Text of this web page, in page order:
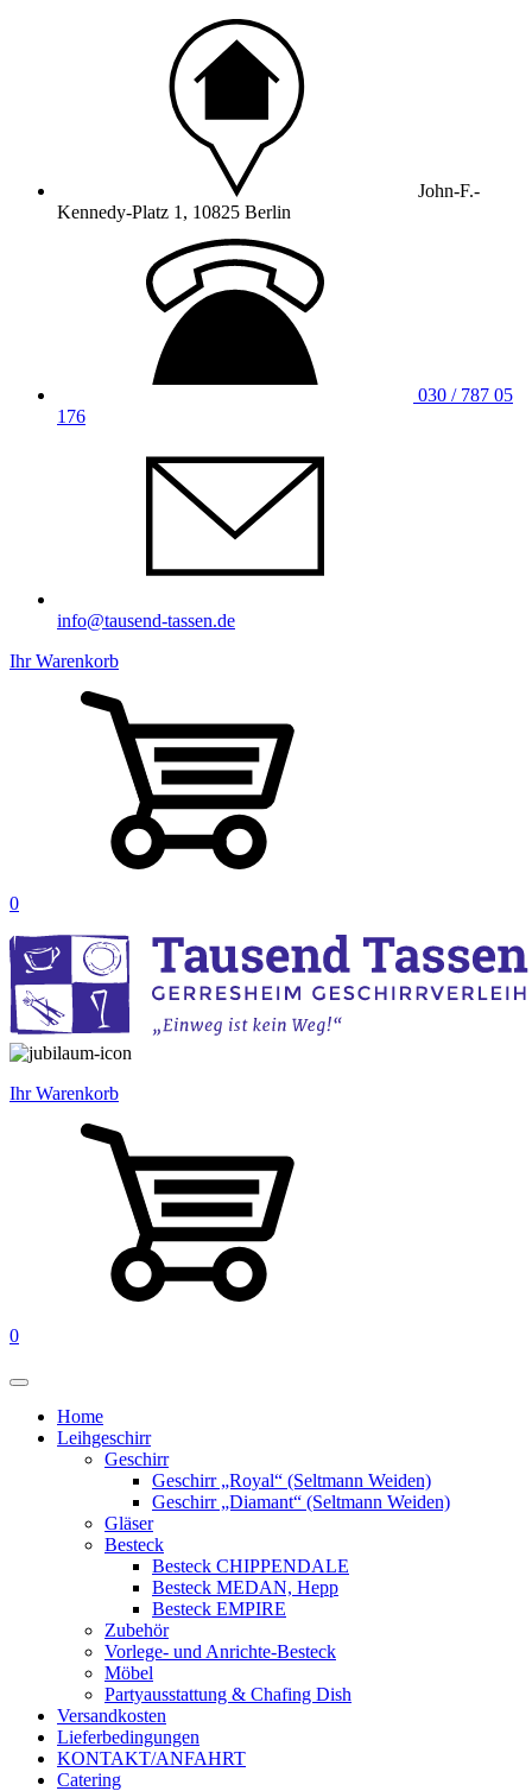
John-F.-
Kennedy-Platz 1, 10825 Berlin
030 / 787 05
176
info@tausend-tassen.de
Ihr Warenkorb
0
Ihr Warenkorb
0
Home
Leihgeschirr
Geschirr
Geschirr „Royal“ (Seltmann Weiden)
Geschirr „Diamant“ (Seltmann Weiden)
Gläser
Besteck
Besteck CHIPPENDALE
Besteck MEDAN, Hepp
Besteck EMPIRE
Zubehör
Vorlege- und Anrichte-Besteck
Möbel
Partyausstattung & Chafing Dish
Versandkosten
Lieferbedingungen
KONTAKT/ANFAHRT
Catering